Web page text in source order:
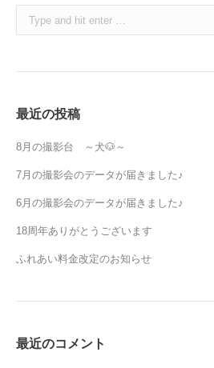
Search:
最近の投稿
8月の撮影台 ～犬🐶～
7月の撮影会のデータが届きました♪
6月の撮影会のデータが届きました♪
18周年ありがとうございます
ふれあい料金改定のお知らせ
最近のコメント